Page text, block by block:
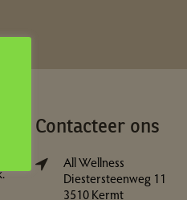
Contacteer ons
All Wellness
Diestersteenweg 11
3510 Kermt